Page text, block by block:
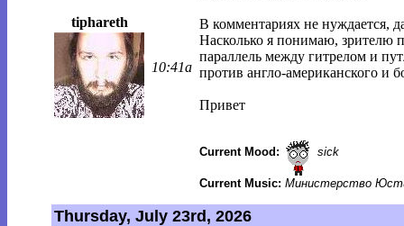
tiphareth
10:41a
В комментариях не нуждается,
Насколько я понимаю, зрителю
параллель между гитрелом и
против англо-американского и
Привет
Current Mood: sick
Current Music: Министерство
Thursday, July 23rd, 2026